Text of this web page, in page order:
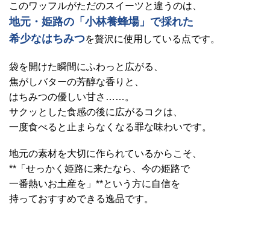
このワッフルがただのスイーツと違うのは、
地元・姫路の「小林養蜂場」で採れた
希少なはちみつを贅沢に使用している点です。
袋を開けた瞬間にふわっと広がる、
焦がしバターの芳醇な香りと、
はちみつの優しい甘さ……。
サクッとした食感の後に広がるコクは、
一度食べると止まらなくなる罪な味わいです。
地元の素材を大切に作られているからこそ、
**「せっかく姫路に来たなら、今の姫路で
一番熱いお土産を」**という方に自信を
持っておすすめできる逸品です。